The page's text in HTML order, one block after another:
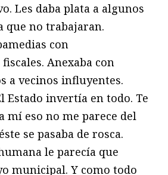
Les daba plata a algunos
que no trabajaran.
con
Anexaba con
a vecinos influyentes.
Estado invertía en todo. Te
mí eso no me parece del
se pasaba de rosca.
le parecía que
municipal. Y como todo